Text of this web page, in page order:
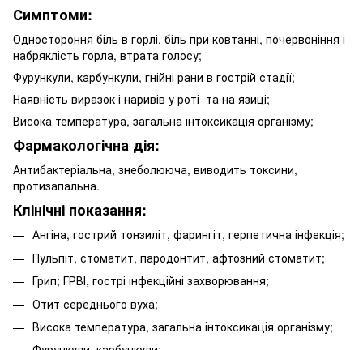
Симптоми:
Одностороння біль в горлі, біль при ковтанні, почервоніння і
набряклість горла, втрата голосу;
Фурункули, карбункули, гнійні рани в гострій стадії;
Наявність виразок і наривів у роті та на язиці;
Висока температура, загальна інтоксикація організму;
Фармакологічна дія:
Антибактеріальна, знеболююча, виводить токсини,
протизапальна.
Клінічні показання:
Ангіна, гострий тонзиліт, фарингіт, герпетична інфекція;
Пульпіт, стоматит, пародонтит, афтозний стоматит;
Грип; ГРВІ, гострі інфекційні захворювання;
Отит середнього вуха;
Висока температура, загальна інтоксикація організму;